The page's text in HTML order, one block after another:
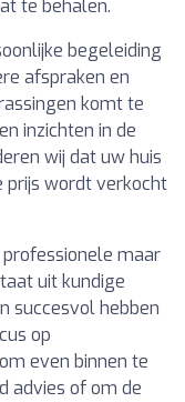
te behalen.
begeleiding
afspraken en
komt te
inzichten in de
wij dat uw huis
prijs wordt verkocht
maar
uit kundige
succesvol hebben
op
even binnen te
advies of om de